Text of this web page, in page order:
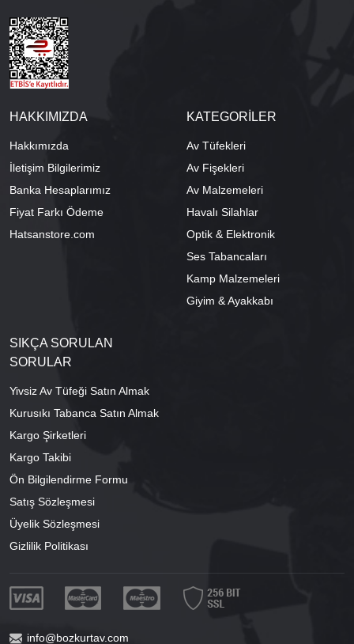
HAKKIMIZDA
Hakkımızda
İletişim Bilgilerimiz
Banka Hesaplarımız
Fiyat Farkı Ödeme
Hatsanstore.com
KATEGORİLER
Av Tüfekleri
Av Fişekleri
Av Malzemeleri
Havalı Silahlar
Optik & Elektronik
Ses Tabancaları
Kamp Malzemeleri
Giyim & Ayakkabı
SIKÇA SORULAN
SORULAR
Yivsiz Av Tüfeği Satın Almak
Kurusıkı Tabanca Satın Almak
Kargo Şirketleri
Kargo Takibi
Ön Bilgilendirme Formu
Satış Sözleşmesi
Üyelik Sözleşmesi
Gizlilik Politikası
info@bozkurtav.com